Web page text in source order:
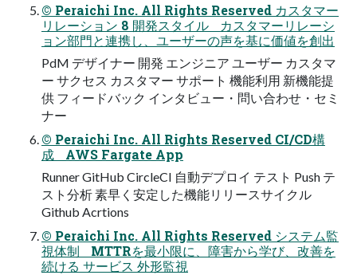
© Peraichi Inc. All Rights Reserved カスタマー
リレーション 8 開発スタイル カスタマーリレーシ
ョン部門と連携し、ユーザーの声を基に価値を創出
PdM デザイナー 開発 エンジニア ユーザー カスタマ
ー サクセス カスタマー サポート 機能利用 新機能提
供 フィードバック インタビュー・問い合わせ・セミ
ナー
© Peraichi Inc. All Rights Reserved CI/CD構
成 AWS Fargate App
Runner GitHub CircleCI 自動デプロイ テスト Push テ
スト分析 素早く安定した機能リリースサイクル
Github Acrtions
© Peraichi Inc. All Rights Reserved システム監
視体制 MTTRを最小限に、障害から学び、改善を
続ける サービス 外形監視